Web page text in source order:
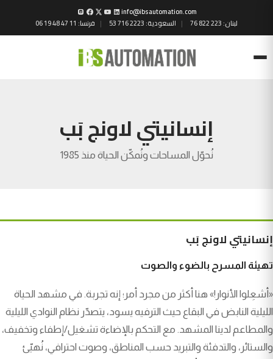
info@ibsautomation.com
لبنان: 76 822 223 السعودية: 53 716 2223 فرنسا: 06 19 48 47 11
Menu
إنسانيتي لاونج بَب
نُحوّل المساحات ونُمكّن الحياة منذ 1985
إنسانيتي لاونج بَب
تهيئة المسرح بالضوء والصوت
«أشعِلوا الأنوار!» هنا أكثر من مجرد أمر؛ إنه تجربة. في مشهد الحياة
الليلية النابض في البقاع حيث الترفيه يسود، يتصدّر نظام النوادي الليلية
والمطاعم لدينا المشهد. مع التحكم بالإضاءة تشغيل/إطفاء وتخفيف،
والستائر، والتدفئة والتبريد حسب المناطق، وصوت احترافي، نُهيّئ